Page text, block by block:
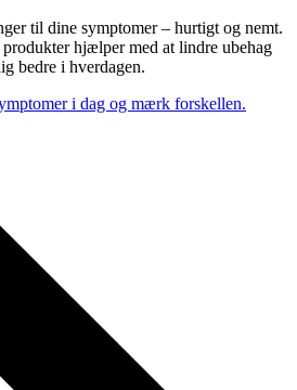
til dine symptomer – hurtigt og nemt.
hjælper med at lindre ubehag
bedre i hverdagen.
i dag og mærk forskellen.